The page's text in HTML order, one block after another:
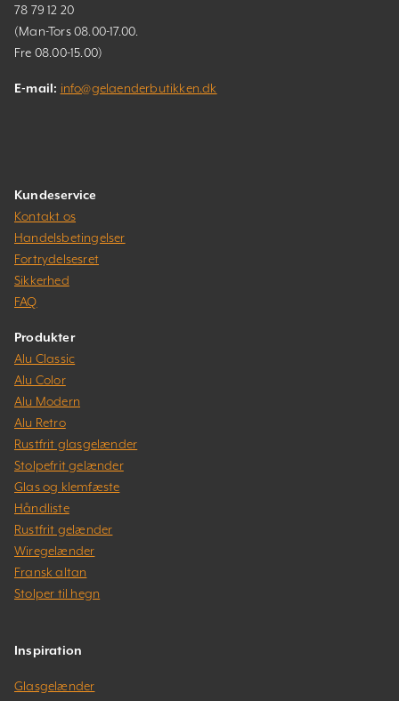
78 79 12 20
(Man-Tors 08.00-17.00.
Fre 08.00-15.00)
E-mail: info@gelaenderbutikken.dk
Kundeservice
Kontakt os
Handelsbetingelser
Fortrydelsesret
Sikkerhed
FAQ
Produkter
Alu Classic
Alu Color
Alu Modern
Alu Retro
Rustfrit glasgelænder
Stolpefrit gelænder
Glas og klemfæste
Håndliste
Rustfrit gelænder
Wiregelænder
Fransk altan
Stolper til hegn
Inspiration
Glasgelænder